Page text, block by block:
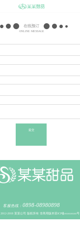
在线预订
ONLINE MESSAGE
提交
客服热线： 0898-08980898
2018 某某公司 版权所有 非商用版本琼ICP备xxxxxxxx号